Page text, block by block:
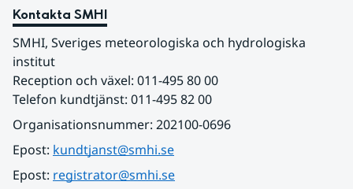
Kontakta SMHI
SMHI, Sveriges meteorologiska och hydrologiska
institut
Reception och växel: 011-495 80 00
Telefon kundtjänst: 011-495 82 00
Organisationsnummer: 202100-0696
Epost: kundtjanst@smhi.se
Epost: registrator@smhi.se